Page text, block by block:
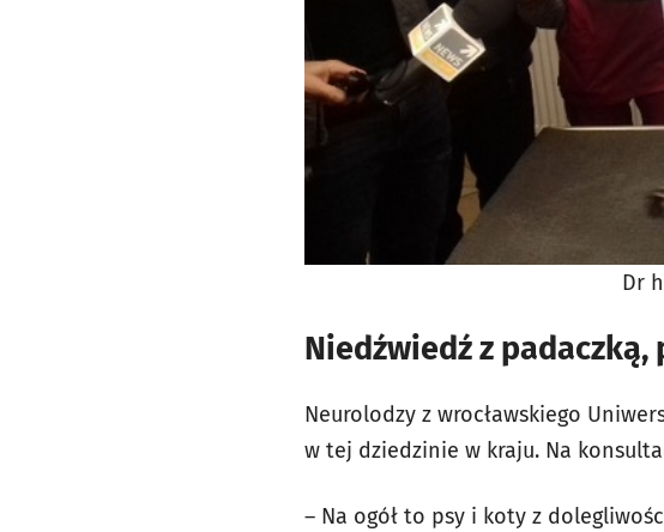
Dr
Niedźwiedź z
Neurolodzy z wrocławskiego
w tej dziedzinie w kraju. Na
– Na ogół to psy i koty z